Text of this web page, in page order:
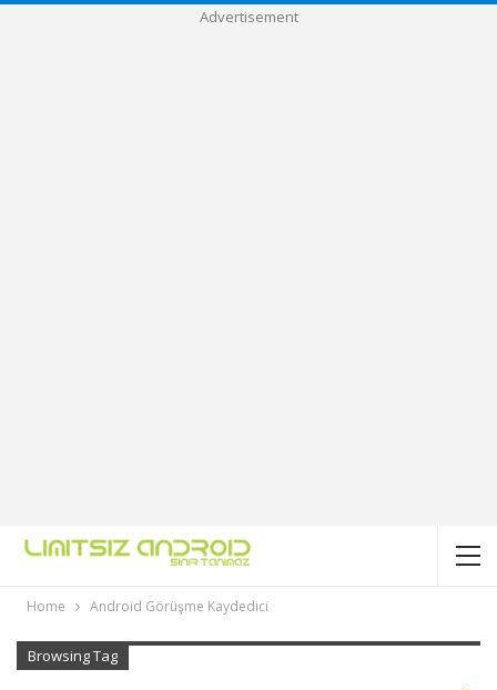
Advertisement
Home Android Görüşme Kaydedici
Browsing Tag